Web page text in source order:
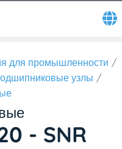
для промышленности
узлы
- SNR